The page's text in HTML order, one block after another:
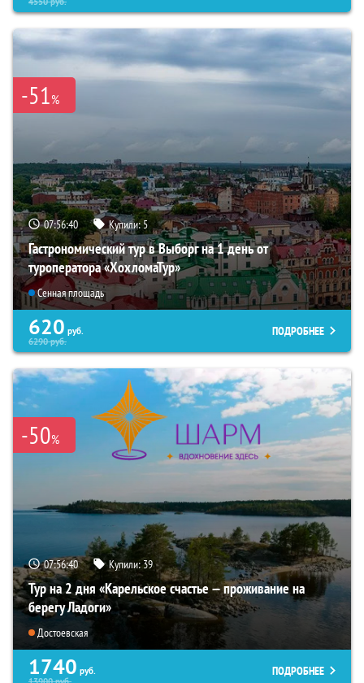
-51%
07:56:39 Купили:5
Гастрономический тур в Выборг на 1 день от
туроператора «ХохломаТур»
Сенная площадь
620 руб.
6290руб.
ПОДРОБНЕЕ
-50%
07:56:39 Купили:39
Тур на 2 дня «Карельское счастье — проживание на
берегу Ладоги»
Достоевская
1740 руб.
ПОДРОБНЕЕ